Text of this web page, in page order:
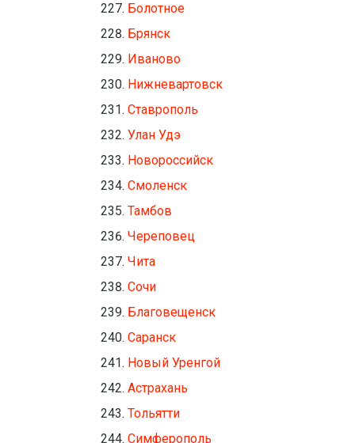
Болотное
Брянск
Иваново
Нижневартовск
Ставрополь
Улан Удэ
Новороссийск
Смоленск
Тамбов
Череповец
Чита
Сочи
Благовещенск
Саранск
Новый Уренгой
Астрахань
Тольятти
Симферополь